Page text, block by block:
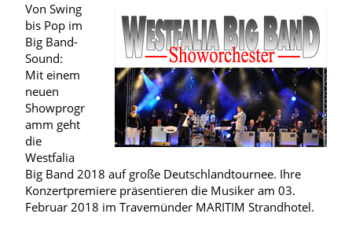
Von Swing
bis Pop im
Big Band-
Sound:
Mit einem
neuen
Showprogr
amm geht
die
Westfalia
Big Band 2018 auf große Deutschlandtournee. Ihre
Konzertpremiere präsentieren die Musiker am 03.
Februar 2018 im Travemünder MARITIM Strandhotel.